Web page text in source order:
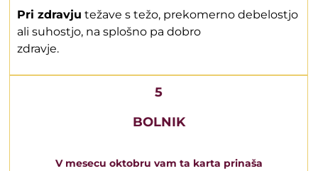
Pri zdravju težave s težo, prekomerno debelostjo
ali suhostjo, na splošno pa dobro
zdravje.
5
BOLNIK
V mesecu oktobru vam ta karta prinaša